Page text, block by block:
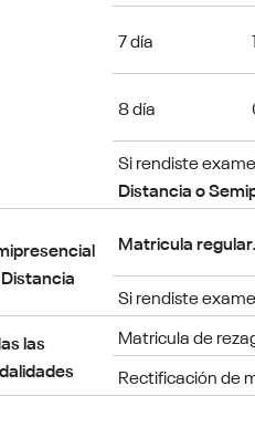
7 día
8 día
Si rendiste
Distancia o
Matricula regular.
Si rendiste
las
Matricula de
Rectificación de